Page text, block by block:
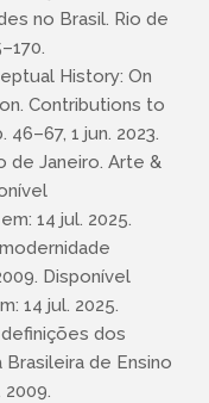
no Brasil. Rio de
History: On
Contributions to
1 jun. 2023.
de Janeiro. Arte &
14 jul. 2025.
Disponível
14 jul. 2025.
definições dos
de Ensino
2009.